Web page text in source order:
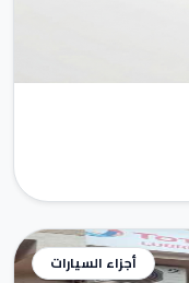
أجزاء السيارات